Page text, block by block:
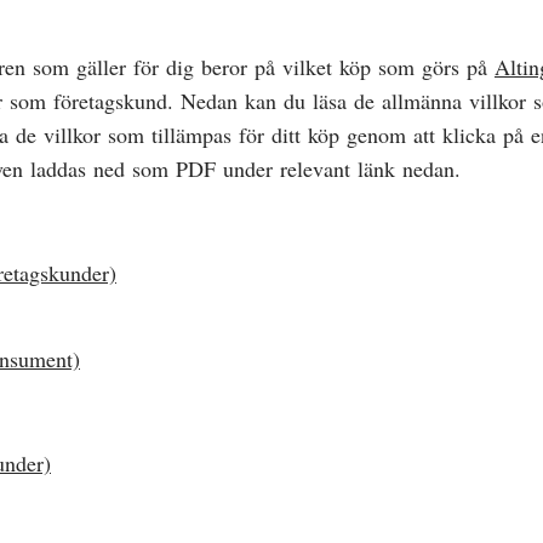
som gäller för dig beror på vilket köp som görs på
företagskund. Nedan kan du läsa de allmänna villkor
de villkor som tillämpas för ditt köp genom att klicka på
laddas ned som PDF under relevant länk nedan.